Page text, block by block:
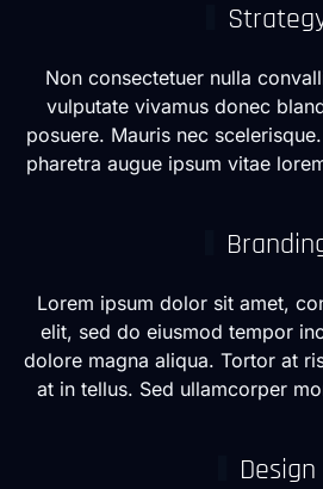
Non consectetuer nulla
vulputate vivamus donec
posuere. Mauris nec
pharetra augue ipsum vitae
Lorem ipsum dolor sit amet,
elit, sed do eiusmod tempor
dolore magna aliqua. Tortor at
at in tellus. Sed ullamcorper
Design